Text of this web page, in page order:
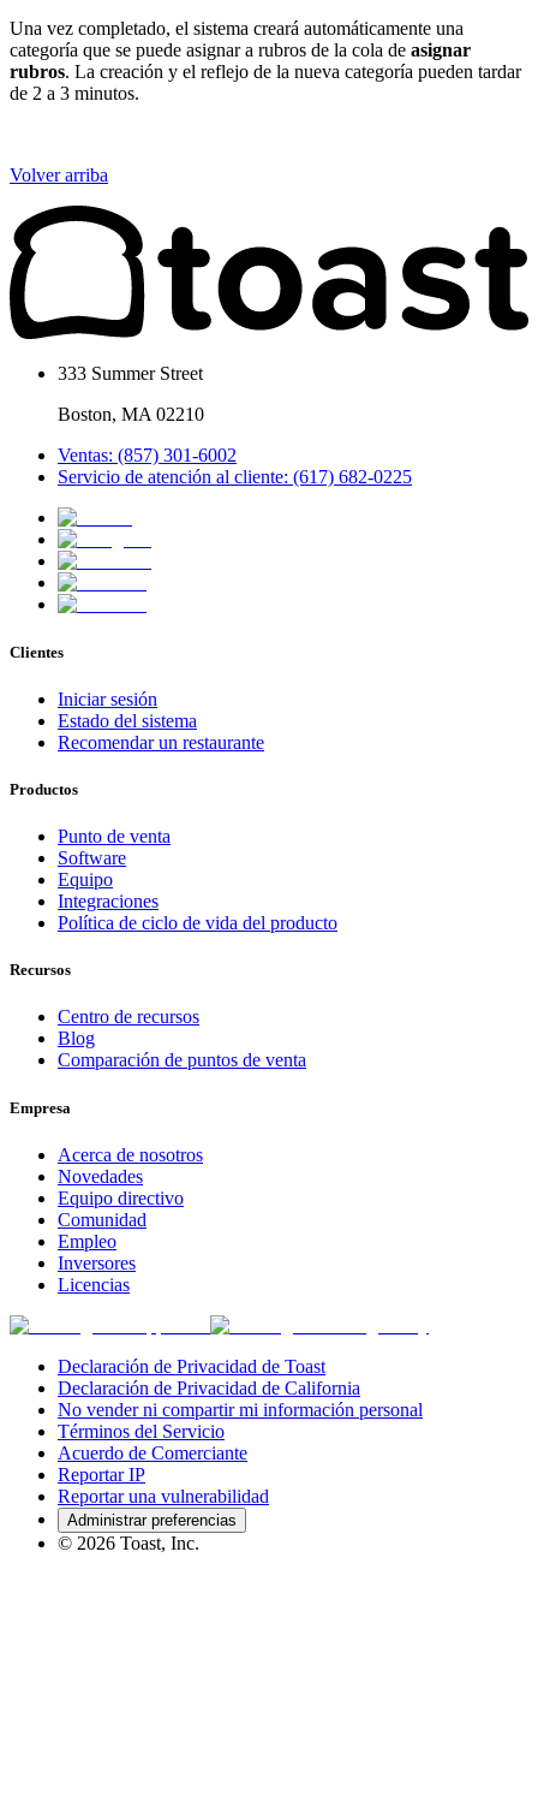
Una vez completado, el sistema creará automáticamente una
categoría que se puede asignar a rubros de la cola de asignar
rubros. La creación y el reflejo de la nueva categoría pueden tardar
de 2 a 3 minutos.
Volver arriba
333 Summer Street
Boston, MA 02210
Ventas: (857) 301-6002
Servicio de atención al cliente: (617) 682-0225
Clientes
Iniciar sesión
Estado del sistema
Recomendar un restaurante
Productos
Punto de venta
Software
Equipo
Integraciones
Política de ciclo de vida del producto
Recursos
Centro de recursos
Blog
Comparación de puntos de venta
Empresa
Acerca de nosotros
Novedades
Equipo directivo
Comunidad
Empleo
Inversores
Licencias
Declaración de Privacidad de Toast
Declaración de Privacidad de California
No vender ni compartir mi información personal
Términos del Servicio
Acuerdo de Comerciante
Reportar IP
Reportar una vulnerabilidad
Administrar preferencias
© 2026 Toast, Inc.